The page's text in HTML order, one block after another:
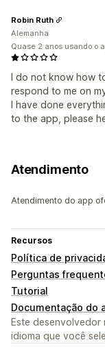
I do not know how
respond to me on
I have done
to the app, please
Robin Ruth
Alemanha
Quase 2 anos usando o
Atendimento
Atendimento do app
Recursos
Política de
Perguntas
Tutorial
Documentação do
Este
idioma que você